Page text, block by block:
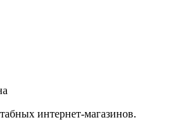
интернет-магазинов.